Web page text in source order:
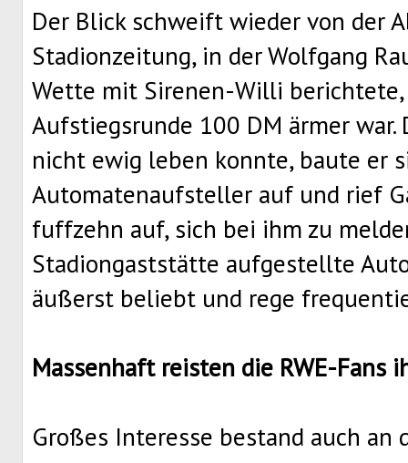
Der Blick schweift wieder von der
Stadionzeitung, in der Wolfgang
Wette mit Sirenen-Willi berichtete,
Aufstiegsrunde 100 DM ärmer war.
nicht ewig leben konnte, baute er
Automatenaufsteller auf und rief
fuffzehn auf, sich bei ihm zu
Stadiongaststätte aufgestellte
äußerst beliebt und rege
Massenhaft reisten die RWE-Fans
Großes Interesse bestand auch an